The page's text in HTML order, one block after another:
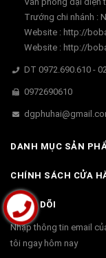
Trướng chi nhánh :
Website : http://
Website : http://
DT 0972.690.610 -
0972690610
DANH MỤC SẢN
CHÍNH SÁCH CỬA
THEO DÕI
Nhập thông tin email
tôi ngay hôm nay